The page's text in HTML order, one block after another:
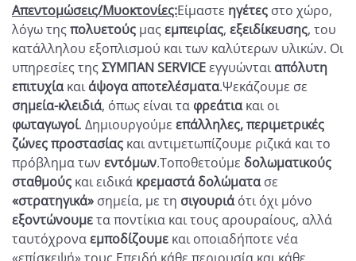
Απεντομώσεις/Μυοκτονίες:Είμαστε ηγέτες στο χώρο,
λόγω της πολυετούς μας εμπειρίας, εξειδίκευσης, του
κατάλληλου εξοπλισμού και των καλύτερων υλικών. Οι
υπηρεσίες της ΣΥΜΠΑΝSERVICEεγγυώνται απόλυτη
επιτυχίακαι άψογα αποτελέσματα.Ψεκάζουμε σε
σημεία-κλειδιά, όπως είναι τα φρεάτιακαι οι
φωταγωγοί. Δημιουργούμε επάλληλες, περιμετρικές
ζώνες προστασίας και αντιμετωπίζουμε ριζικά και το
πρόβλημα των εντόμων.Τοποθετούμε δολωματικούς
σταθμούς και ειδικά κρεμαστά δολώματασε
«στρατηγικά» σημεία, με τη σιγουριάότι όχι μόνο
εξοντώνουμετα ποντίκια και τους αρουραίους, αλλά
ταυτόχροναεμποδίζουμε και οποιαδήποτε νέα